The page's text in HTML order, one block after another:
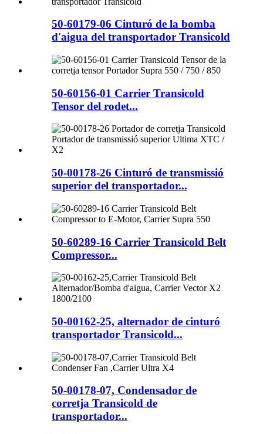
50-60179-06 Cinturó de la bomba
d'aigua del transportador Transicold
50-60156-01 Carrier Transicold
Tensor del rodet...
50-00178-26 Cinturó de transmissió
superior del transportador...
50-60289-16 Carrier Transicold Belt
Compressor...
50-00162-25, alternador de cinturó
transportador Transicold...
50-00178-07, Condensador de
corretja Transicold de
transportador...